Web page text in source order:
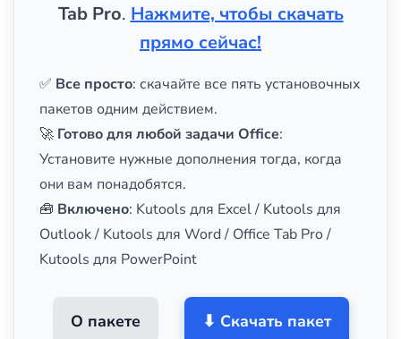
Tab Pro. Нажмите, чтобы скачать
прямо сейчас!
✅ Все просто: скачайте все пять установочных
пакетов одним действием.
🚀 Готово для любой задачи Office:
Установите нужные дополнения тогда, когда
они вам понадобятся.
🧰 Включено: Kutools для Excel / Kutools для
Outlook / Kutools для Word / Office Tab Pro /
Kutools для PowerPoint
О пакете ⬇ Скачать пакет